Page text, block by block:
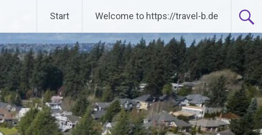
Start Welcome to https://travel-b.de